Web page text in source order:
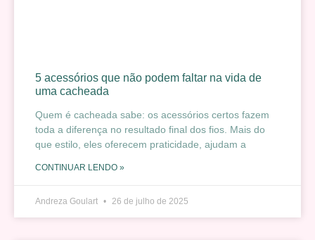
5 acessórios que não podem faltar na vida de
uma cacheada
Quem é cacheada sabe: os acessórios certos fazem
toda a diferença no resultado final dos fios. Mais do
que estilo, eles oferecem praticidade, ajudam a
CONTINUAR LENDO »
Andreza Goulart 26 de julho de 2025